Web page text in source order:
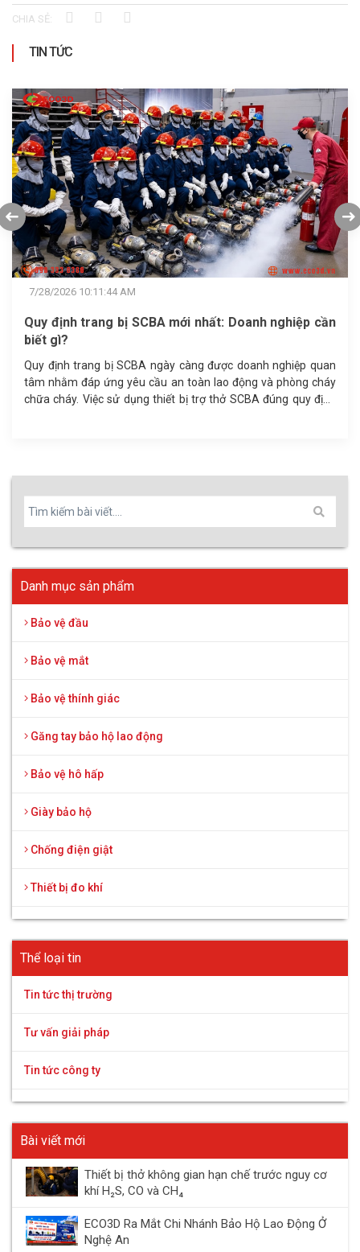
CHIA SẺ:
TIN TỨC
7/22/2026 11:11:37 AM
GB2890-2022: Tỷ lệ rò rỉ khí mặt nạ phòng độc là
bao nhiêu?
Độ an toàn của mặt nạ phòng độc không chỉ phụ thuộc vào
phin lọc mà còn ở tỷ lệ rò rỉ khí qua viền mặt nạ. Tiêu chuẩn
GB2890-2022 quy định ngưỡng rò rỉ cho phép và phương pháp
Danh mục sản phẩm
Bảo vệ đầu
Bảo vệ mắt
Bảo vệ thính giác
Găng tay bảo hộ lao động
Bảo vệ hô hấp
Giày bảo hộ
Chống điện giật
Thiết bị đo khí
Thể loại tin
Tin tức thị trường
Tư vấn giải pháp
Tin tức công ty
Bài viết mới
Thiết bị thở không gian hạn chế trước nguy cơ
khí H₂S, CO và CH₄
ECO3D Ra Mắt Chi Nhánh Bảo Hộ Lao Động Ở
Nghệ An